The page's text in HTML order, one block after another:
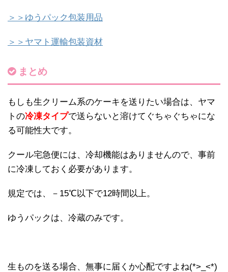
＞＞ゆうパック包装用品
＞＞ヤマト運輸包装資材
まとめ
もしも生クリーム系のケーキを送りたい場合は、ヤマ
トの冷凍タイプで送らないと溶けてぐちゃぐちゃにな
る可能性大です。
クール宅急便には、冷却機能はありませんので、事前
に冷凍しておく必要があります。
規定では、－15℃以下で12時間以上。
ゆうパックは、冷蔵のみです。
生ものを送る場合、無事に届くか心配ですよね(*>_<*)